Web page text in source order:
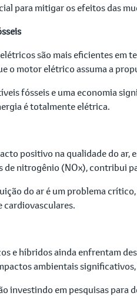
para mitigar os efeitos das
são mais eficientes em
o motor elétrico assuma a
fósseis e uma economia
é totalmente elétrica.
positivo na qualidade do ar,
de nitrogênio (NOx), contribui
do ar é um problema
cardiovasculares.
e híbridos ainda enfrentam
ambientais
investindo em pesquisas